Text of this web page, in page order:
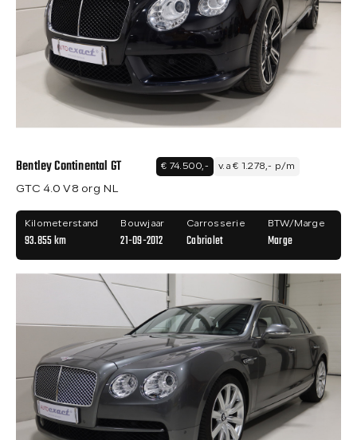
Bentley Continental GT € 74.500,- v.a € 1.278,- p/m
GTC 4.0 V8 org NL
Kilometerstand
93.855 km
Bouwjaar
21-09-2012
Carrosserie
Cabriolet
BTW/Marge
Marge